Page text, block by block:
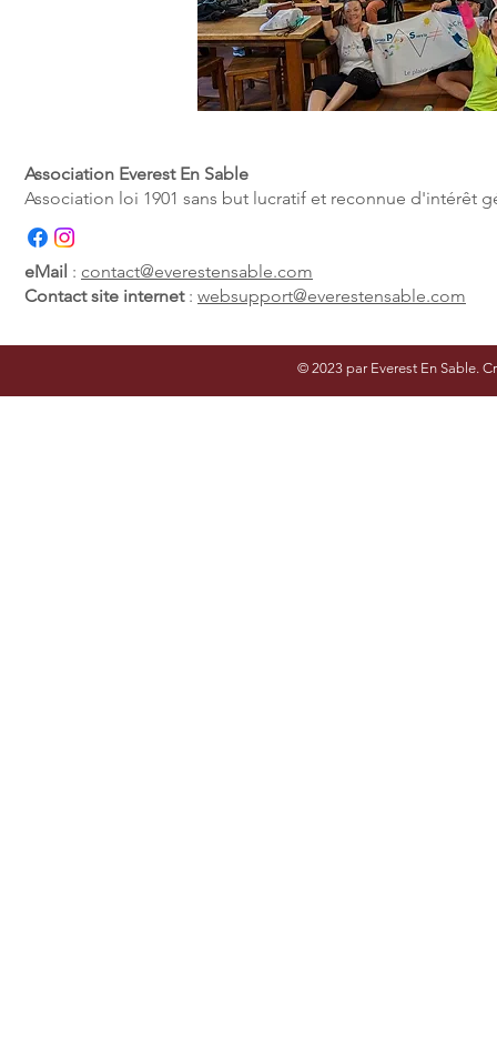
Association Everest En Sable
Association loi 1901 sans but lucratif et reconnue d'intérêt
eMail : contact@everestensable.com
Contact site internet: websupport@everestensable.com
© 2023 par Everest En Sable.